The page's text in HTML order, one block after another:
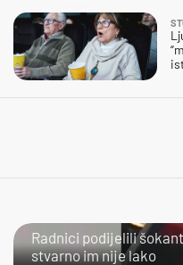
Radnici podijelili
stvarno im nije lako